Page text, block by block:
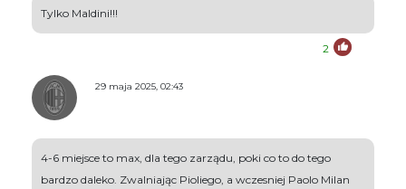
Tylko Maldini!!!
2
29 maja 2025, 02:43
4-6 miejsce to max, dla tego zarządu, poki co to do tego
bardzo daleko. Zwalniając Pioliego, a wczesniej Paolo Milan